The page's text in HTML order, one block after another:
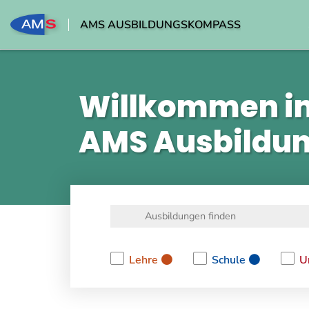
AMS AUSBILDUNGSKOMPASS
Willkommen
AMS
Lehre
Schule